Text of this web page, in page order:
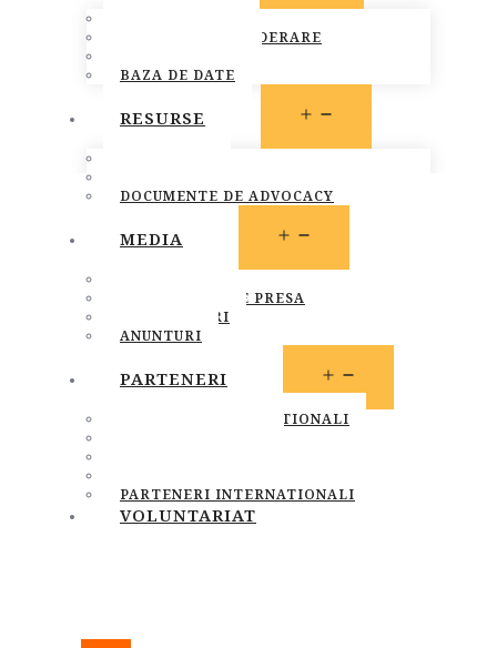
PROCEDURA DE ADERARE
BAZA DE DATE
RESURSE
DOCUMENTE DE ADVOCACY
MEDIA
COMUNICATE DE PRESA
INFO MEMBRI
ANUNTURI
PARTENERI
MENU
PARTENERI INSTITUTIONALI
PARTENERI INTERNATIONALI
VOLUNTARIAT